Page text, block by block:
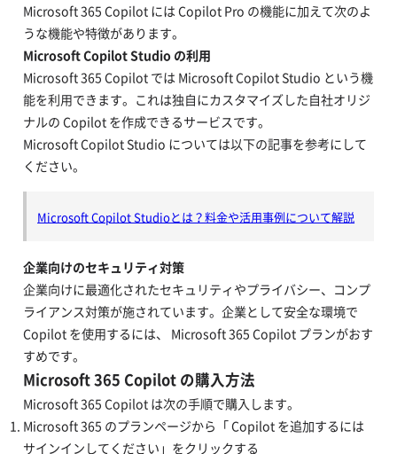
Microsoft 365 Copilot には Copilot Pro の機能に加えて次のよ
うな機能や特徴があります。
Microsoft Copilot Studio の利用
Microsoft 365 Copilot では Microsoft Copilot Studio という機
能を利用できます。これは独自にカスタマイズした自社オリジ
ナルの Copilot を作成できるサービスです。
Microsoft Copilot Studio については以下の記事を参考にして
ください。
Microsoft Copilot Studioとは？料金や活用事例について解説
企業向けのセキュリティ対策
企業向けに最適化されたセキュリティやプライバシー、コンプ
ライアンス対策が施されています。企業として安全な環境で
Copilot を使用するには、 Microsoft 365 Copilot プランがおす
すめです。
Microsoft 365 Copilot の購入方法
Microsoft 365 Copilot は次の手順で購入します。
Microsoft 365 のプランページから「 Copilot を追加するには
サインインしてください」をクリックする